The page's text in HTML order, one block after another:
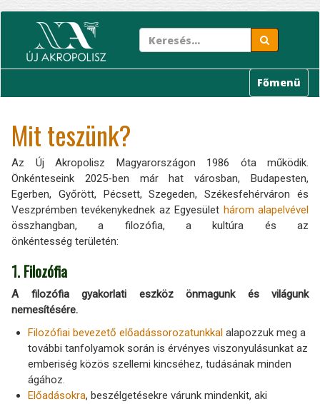
tartalomra
Főmenü
Mit teszünk?
Az Új Akropolisz Magyarországon 1986 óta működik.
Önkénteseink 2025-ben már hat városban, Budapesten,
Egerben, Győrött, Pécsett, Szegeden, Székesfehérváron és
Veszprémben tevékenykednek az Egyesület három alapelvével
összhangban, a filozófia, a kultúra és az
önkéntesség területén:
1. Filozófia
A filozófia gyakorlati eszköz önmagunk és világunk
nemesítésére.
Filozófiai bevezető előadássorozatunkkalalapozzuk meg a
további tanfolyamok során is érvényes viszonyulásunkat az
emberiség közös szellemi kincséhez, tudásának minden
ágához.
Előadásokra, beszélgetésekre várunk mindenkit, aki